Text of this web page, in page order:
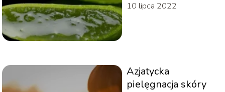
10 lipca 2022
Azjatycka
pielęgnacja skóry